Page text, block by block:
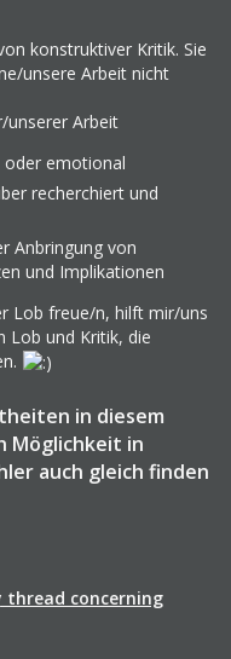
konstruktiver Kritik. Sie
unsere Arbeit nicht
unserer Arbeit
oder emotional
recherchiert und
Anbringung von
und Implikationen
Lob freue/n, hilft mir/uns
Lob und Kritik, die
in diesem
Möglichkeit in
auch gleich finden
thread concerning